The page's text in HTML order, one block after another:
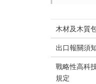
木材及木質
出口報關須
戰略性高科
規定